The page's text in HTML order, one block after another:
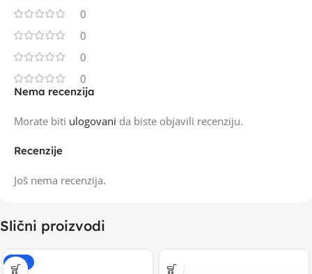
0
0
0
0
Recenzije
Još nema recenzija.
Nema recenzija
Morate biti ulogovani da biste objavili recenziju.
Slični proizvodi
-15%